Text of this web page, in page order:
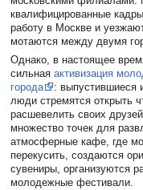
квалифицированные
работу в Москве и
мотаются между двумя
Однако, в настоящее
сильнаяактивизация
города
: выпустившиеся
люди стремятся открыть
расшевелить своих
множество точек для
атмосферные кафе, где
перекусить, создаются
сувениры, организуются
молодежные фестивали.